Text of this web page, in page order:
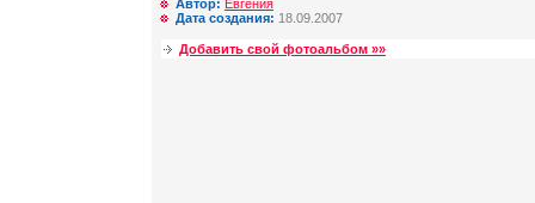
Автор: Евгения
Дата создания: 18.09.2007
Добавить свой фотоальбом »»